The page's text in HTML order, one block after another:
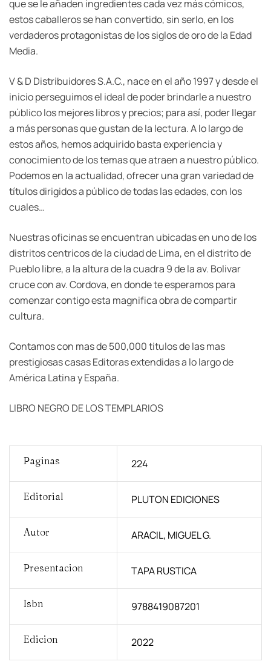
que se le añaden ingredientes cada vez más cómicos,
estos caballeros se han convertido, sin serlo, en los
verdaderos protagonistas de los siglos de oro de la Edad
Media.
V & D Distribuidores S.A.C., nace en el año 1997 y desde el
inicio perseguimos el ideal de poder brindarle a nuestro
público los mejores libros y precios; para así, poder llegar
a más personas que gustan de la lectura. A lo largo de
estos años, hemos adquirido basta experiencia y
conocimiento de los temas que atraen a nuestro público.
Podemos en la actualidad, ofrecer una gran variedad de
títulos dirigidos a público de todas las edades, con los
cuales…
Nuestras oficinas se encuentran ubicadas en uno de los
distritos centricos de la ciudad de Lima, en el distrito de
Pueblo libre, a la altura de la cuadra 9 de la av. Bolivar
cruce con av. Cordova, en donde te esperamos para
comenzar contigo esta magnifica obra de compartir
cultura.
Contamos con mas de 500,000 titulos de las mas
prestigiosas casas Editoras extendidas a lo largo de
América Latina y España.
LIBRO NEGRO DE LOS TEMPLARIOS
Paginas 224
Editorial PLUTON EDICIONES
Autor ARACIL, MIGUEL G.
Presentacion TAPA RUSTICA
Isbn 9788419087201
Edicion 2022